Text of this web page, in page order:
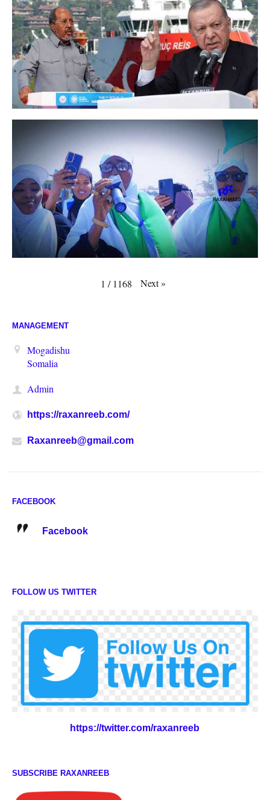
1 / 1168 Next»
MANAGEMENT
Mogadishu
Somalia
Admin
https://raxanreeb.com/
Raxanreeb@gmail.com
FACEBOOK
Facebook
FOLLOW US TWITTER
https://twitter.com/raxanreeb
SUBSCRIBE RAXANREEB